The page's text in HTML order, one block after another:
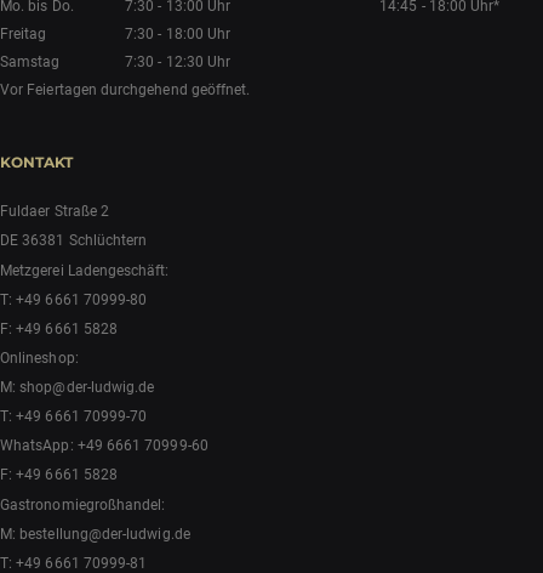
Mo. bis Do. 7:30 - 13:00 Uhr
14:45 - 18:00 Uhr*
Freitag
7:30 - 18:00 Uhr
Samstag
7:30 - 12:30 Uhr
Vor Feiertagen durchgehend geöffnet.
KONTAKT
Fuldaer Straße 2
DE 36381 Schlüchtern
Metzgerei Ladengeschäft:
T:+49 6661 70999-80
F: +49 6661 5828
Onlineshop:
M:shop@der-ludwig.de
T:+49 6661 70999-70
WhatsApp: +49 6661 70999-60
F: +49 6661 5828
Gastronomiegroßhandel:
M: bestellung@der-ludwig.de
T:+49 6661 70999-81